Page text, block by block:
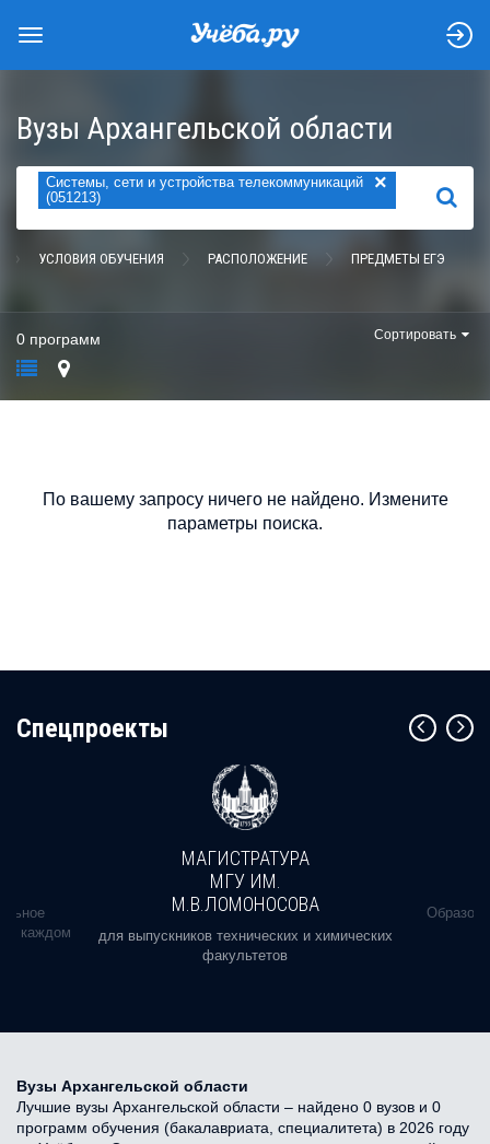
Вузы Архангельской области
Системы, сети и устройства телекоммуникаций
(051213)
×
НАЙТИ
УСЛОВИЯ ОБУЧЕНИЯ РАСПОЛОЖЕНИЕ ПРЕДМЕТЫ ЕГЭ
0 программ Сортировать
По вашему запросу ничего не найдено. Измените
параметры поиска.
Cпецпроекты
в каждом
МАГИСТРАТУРА
МГУ ИМ.
М.В.ЛОМОНОСОВА
для выпускников технических и химических
факультетов
Вузы Архангельской области
Лучшие вузы Архангельской области – найдено 0 вузов и 0
программ обучения (бакалавриата, специалитета) в 2026 году